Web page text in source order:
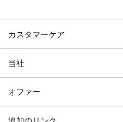
カスタマーケア
当社
オファー